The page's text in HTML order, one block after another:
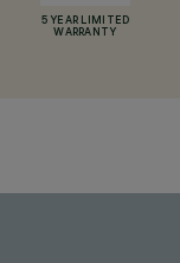
5 YEAR LIMITED
WARRANTY